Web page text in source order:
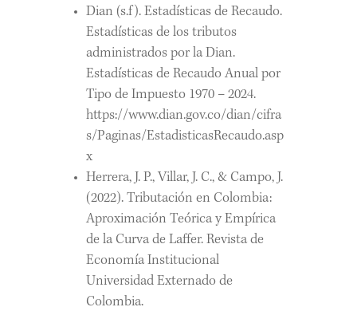
Dian (s.f). Estadísticas de Recaudo.
Estadísticas de los tributos
administrados por la Dian.
Estadísticas de Recaudo Anual por
Tipo de Impuesto 1970 – 2024.
https://www.dian.gov.co/dian/cifra
s/Paginas/EstadisticasRecaudo.asp
x
Herrera, J. P., Villar, J. C., & Campo, J.
(2022). Tributación en Colombia:
Aproximación Teórica y Empírica
de la Curva de Laffer. Revista de
Economía Institucional
Universidad Externado de
Colombia.